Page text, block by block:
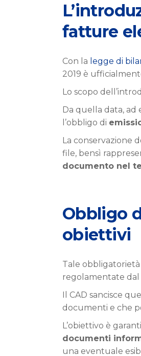
fatture
Con la legge di
2019 è
Lo scopo
Da quella data, ad
l’obbligo di
La conservazione
file, bensì
documento nel
Obbligo
obiettivi
Tale
regolamentate dal
Il CAD sancisce
documenti e che
L’obiettivo è
documenti
una eventuale